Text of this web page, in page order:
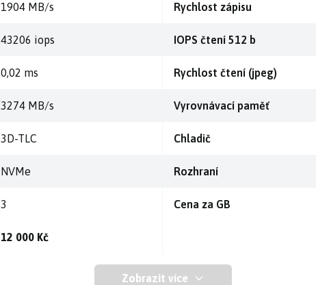
1904 MB/s Rychlost zápisu
43206 iops IOPS čtení 512 b
0,02 ms Rychlost čtení (jpeg)
3274 MB/s Vyrovnávací paměť
3D-TLC Chladič
NVMe Rozhraní
3 Cena za GB
12 000 Kč
Zobrazit více